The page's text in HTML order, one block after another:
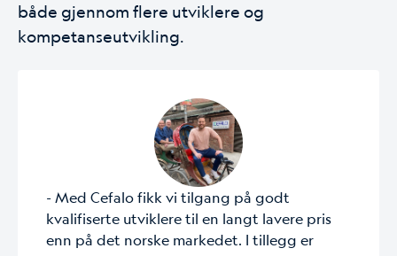
både gjennom flere utviklere og
kompetanseutvikling.
- Med Cefalo fikk vi tilgang på godt
kvalifiserte utviklere til en langt lavere pris
enn på det norske markedet. I tillegg er